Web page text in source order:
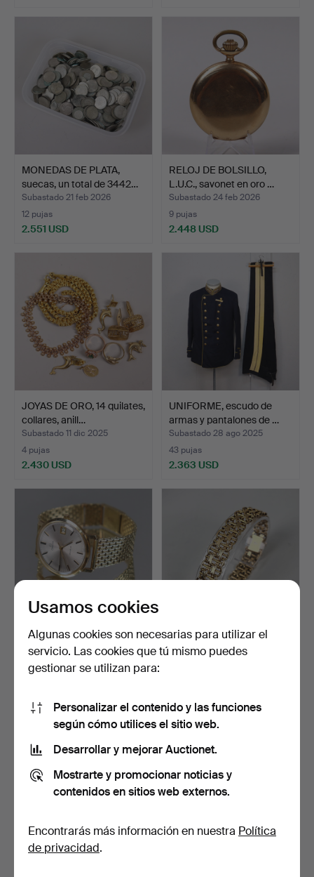
MONEDAS DE PLATA,
suecas, un total de 3442…
Subastado 21 feb 2026
12 pujas
2.551 USD
RELOJ DE BOLSILLO,
L.U.C., savonet en oro …
Subastado 24 feb 2026
9 pujas
2.448 USD
JOYAS DE ORO, 14 quilates,
collares, anill…
Subastado 11 dic 2025
4 pujas
2.430 USD
UNIFORME, escudo de
armas y pantalones de …
Subastado 28 ago 2025
43 pujas
2.363 USD
OMEGA, Geneva, reloj
de pulsera manual, ca…
Subastado 16 mar 2025
2.321 USD
PULSERA, X-link, oro de 18
quilates.
2.300 USD
Usamos cookies
Algunas cookies son necesarias para utilizar el
servicio. Las cookies que tú mismo puedes
gestionar se utilizan para:
Personalizar el contenido y las funciones
según cómo utilices el sitio web.
Desarrollar y mejorar Auctionet.
Mostrarte y promocionar noticias y
contenidos en sitios web externos.
Encontrarás más información en nuestra Política
de privacidad.